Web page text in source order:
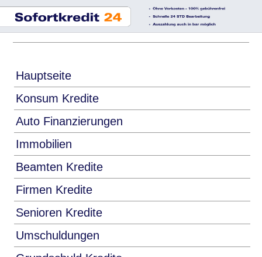
Hauptseite
Konsum Kredite
Auto Finanzierungen
Immobilien
Beamten Kredite
Firmen Kredite
Senioren Kredite
Umschuldungen